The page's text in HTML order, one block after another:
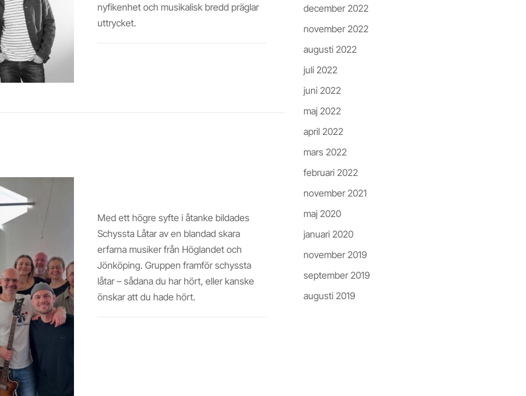
nyfikenhet och musikalisk bredd präglar
uttrycket.
Med ett högre syfte i åtanke bildades
Schyssta Låtar av en blandad skara
erfarna musiker från Höglandet och
Jönköping. Gruppen framför schyssta
låtar – sådana du har hört, eller kanske
önskar att du hade hört.
december 2022
november 2022
augusti 2022
juli 2022
juni 2022
maj 2022
april 2022
mars 2022
februari 2022
november 2021
maj 2020
januari 2020
november 2019
september 2019
augusti 2019